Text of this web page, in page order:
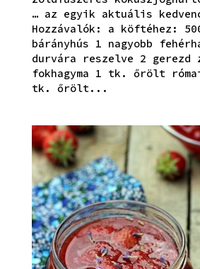
… az egyik aktuális
Hozzávalók: a köftéhez:
bárányhús 1 nagyobb
durvára reszelve 2 gerezd
fokhagyma 1 tk. őrölt
tk. őrölt...